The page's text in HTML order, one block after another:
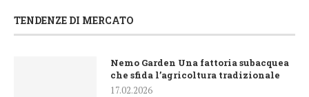
TENDENZE DI MERCATO
Nemo Garden Una fattoria subacquea
che sfida l’agricoltura tradizionale
17.02.2026